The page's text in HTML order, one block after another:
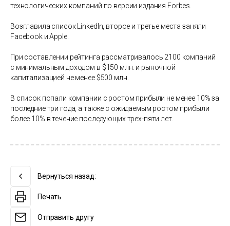
технологических компаний по версии издания Forbes.
Возглавила список LinkedIn, второе и третье места заняли
Facebook и Apple.
При составлении рейтинга рассматривалось 2100 компаний
с минимальным доходом в $150 млн. и рыночной
капитализацией не менее $500 млн.
В список попали компании с ростом прибыли не менее 10% за
последние три года, а также с ожидаемым ростом прибыли
более 10% в течение последующих трех-пяти лет.
Вернуться назад:
Печать
Отправить другу